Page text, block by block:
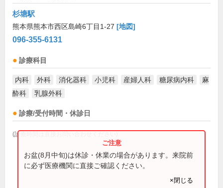
杉塘駅
熊本県熊本市西区島崎6丁目1-27 [地図]
096-355-6131
診療科目
内科 外科 消化器科 小児科 産婦人科 糖尿病内科
麻
酔科
乳腺外科
診療/受付時間・休診日
(診療時間は直接お問い合わせください)
お盆(8月中旬)は休診・休業の場合があります。来院前
に必ず医療機関に直接ご確認ください。
×閉じる